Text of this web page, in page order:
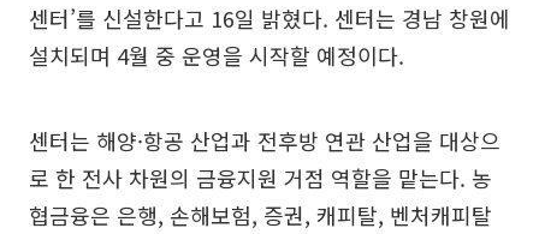
센터’를 신설한다고 16일 밝혔다. 센터는 경남 창원에
설치되며 4월 중 운영을 시작할 예정이다.
센터는 해양·항공 산업과 전후방 연관 산업을 대상으
로 한 전사 차원의 금융지원 거점 역할을 맡는다. 농
협금융은 은행, 손해보험, 증권, 캐피탈, 벤처캐피탈